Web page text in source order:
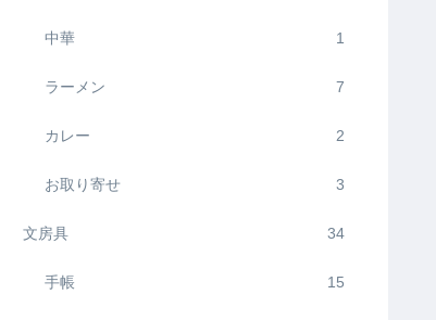
中華 1
ラーメン 7
カレー 2
お取り寄せ 3
文房具 34
手帳 15